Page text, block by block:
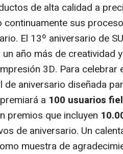
de alta calidad a
sus
El 13º aniversario de
año más de creatividad
3D. Para celebrar
de aniversario diseñada
a 100 usuarios
premios que incluyen
de aniversario. Un
muestra de